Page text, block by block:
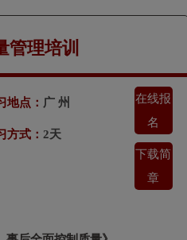
管理培训
地点： 广 州
方式： 2天
在线报
名
下载简
章